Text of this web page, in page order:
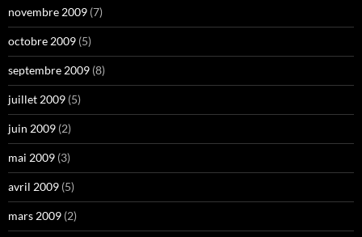
novembre 2009 (7)
octobre 2009 (5)
septembre 2009 (8)
juillet 2009 (5)
juin 2009 (2)
mai 2009 (3)
avril 2009 (5)
mars 2009 (2)